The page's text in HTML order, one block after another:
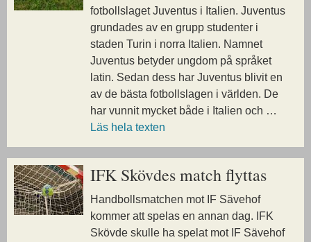
fotbollslaget Juventus i Italien. Juventus
grundades av en grupp studenter i
staden Turin i norra Italien. Namnet
Juventus betyder ungdom på språket
latin. Sedan dess har Juventus blivit en
av de bästa fotbollslagen i världen. De
har vunnit mycket både i Italien och …
Läs hela texten
IFK Skövdes match flyttas
Handbollsmatchen mot IF Sävehof
kommer att spelas en annan dag. IFK
Skövde skulle ha spelat mot IF Sävehof